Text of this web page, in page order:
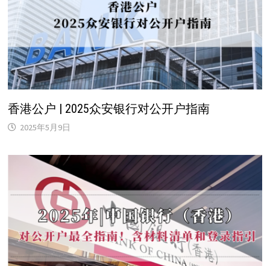
香港公户 | 2025众安银行对公开户指南
2025年5月9日